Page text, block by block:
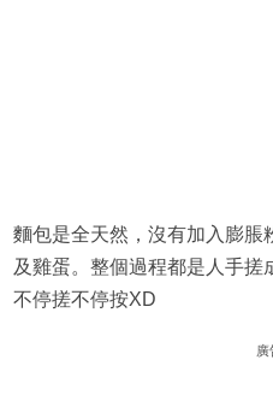
麵包是全天然，沒有加入膨脹
及雞蛋。整個過程都是人手搓
不停搓不停按XD
廣